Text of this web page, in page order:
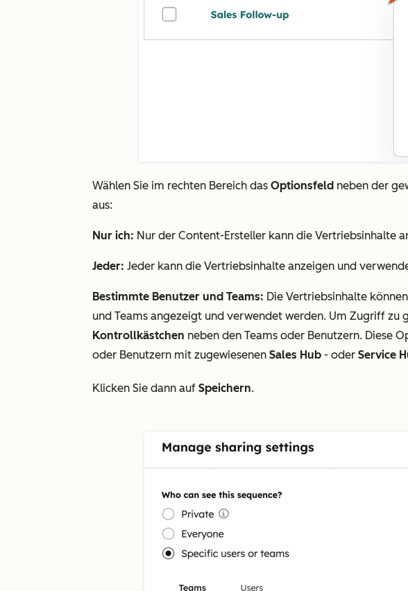
Wählen Sie im rechten Bereich das Optionsfeld neben der
aus:
Nur ich: Nur der Content-Ersteller kann die Vertriebsinhalte
Jeder: Jeder kann die Vertriebsinhalte anzeigen und
Bestimmte Benutzer und Teams: Die Vertriebsinhalte
und Teams angezeigt und verwendet werden. Um Zugriff zu
Kontrollkästchen neben den Teams oder Benutzern. Diese
oder Benutzern mit zugewiesenen Sales Hub - oder Service
Klicken Sie dann auf Speichern.